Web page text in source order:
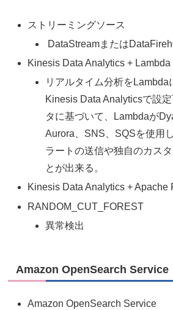
ストリーミングソース
DataStreamまたは
Kinesis Data Analytics + Lambda
リアルタイム分析をLambda
Kinesis Data Analyticsで設
タに基づいて、Lambdaが
Aurora、SNS、SQSを使用
ラートの送信や独自のカス
とが出来る。
Kinesis Data Analytics + Apache
RANDOM_CUT_FOREST
異常検出
Amazon OpenSearch Service
Amazon OpenSearch Service